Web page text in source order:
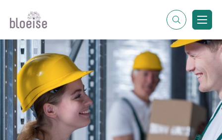
Contentmarketing
Online marketing
Branches
Marketing
Alle topics